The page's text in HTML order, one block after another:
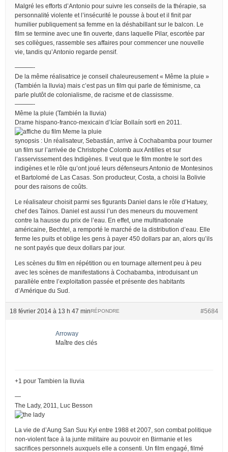
Malgré les efforts d’Antonio pour suivre les conseils de la thérapie, sa
personnalité violente et l’insécurité le pousse à bout et il finit par
humilier publiquement sa femme en la déshabillant sur le balcon. Le
film se termine avec une fin ouverte, dans laquelle Pilar, escortée par
ses collègues, rassemble ses affaires pour commencer une nouvelle
vie, tandis qu’Antonio regarde pensif.
———-
De la même réalisatrice je conseil chaleureusement « Même la pluie »
(También la lluvia) mais c’est pas un film qui parle de féminisme, ca
parle plutôt de colonialisme, de racisme et de classissme.
———-
Même la pluie (También la lluvia)
Drame hispano-franco-mexicain d’Icíar Bollaín sorti en 2011.
synopsis : Un réalisateur, Sebastián, arrive à Cochabamba pour tourner
un film sur l’arrivée de Christophe Colomb aux Antilles et sur
l’asservissement des Indigènes. Il veut que le film montre le sort des
indigènes et le rôle qu’ont joué leurs défenseurs Antonio de Montesinos
et Bartolomé de Las Casas. Son producteur, Costa, a choisi la Bolivie
pour des raisons de coûts.
Le réalisateur choisit parmi ses figurants Daniel dans le rôle d’Hatuey,
chef des Taïnos. Daniel est aussi l’un des meneurs du mouvement
contre la hausse du prix de l’eau. En effet, une multinationale
américaine, Bechtel, a remporté le marché de la distribution d’eau. Elle
ferme les puits et oblige les gens à payer 450 dollars par an, alors qu’ils
ne sont payés que deux dollars par jour.
Les scènes du film en répétition ou en tournage alternent peu à peu
avec les scènes de manifestations à Cochabamba, introduisant un
parallèle entre l’exploitation passée et présente des habitants
d’Amérique du Sud.
18 février 2014 à 13 h 47 min #5684
RÉPONDRE
Arroway
Maître des clés
+1 pour Tambien la lluvia
—
The Lady, 2011, Luc Besson
La vie de d’Aung San Suu Kyi entre 1988 et 2007, son combat politique
non-violent face à la junte militaire au pouvoir en Birmanie et les
sacrifices personnels auxquels elle a consenti. Un film engagé, filmé